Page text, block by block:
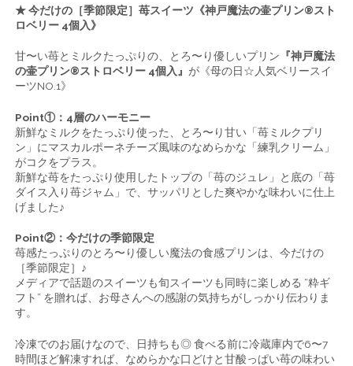
★ 今だけの［季節限定］苺スイーツ《神戸魔法の壷プリン®スト
ロベリー 4個入》
甘〜い苺とミルクたっぷりの、とろ〜り優しいプリン 『神戸魔法
の壷プリン®ストロベリー 4個入』 が《母の日☆人気ベリースイ
ーツNO.1》
Point①：4層のハーモニー
新鮮なミルクをたっぷり使った、とろ〜り甘い「苺ミルクプリ
ン」にマスカルポーネチーズ風味のなめらかな「練乳クリーム」
がコクをプラス。
新鮮な苺をたっぷり使用したトップの「苺のジュレ」と底の「苺
ダイス入り苺ジャム」で、サッパリとした爽やかな味わいに仕上
げました♪
Point②：今だけの季節限定
苺感たっぷりのとろ〜り優しい魔法の食感プリンは、今だけの
［季節限定］♪
メディアで話題のスイーツも旬スイーツも同時に楽しめる “粋ギ
フト” を贈れば、お母さんへの感謝の気持ちがしっかり伝わりま
す。
冷凍でのお届けなので、日持ちも◎ 食べる前に冷蔵庫内で6〜7
時間ほど解凍すれば、なめらかな口どけと甘酸っぱい苺の味わい